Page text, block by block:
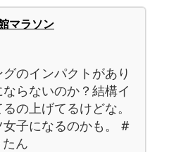
マラソン
のインパクトがあり
らないのか？結構イ
の上げてるけどな。
子になるのかも。 #
ん